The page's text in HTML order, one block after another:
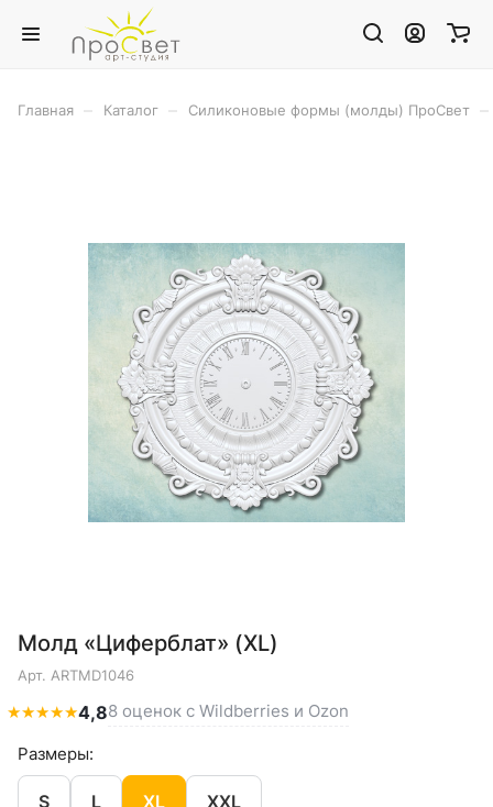
Главная Каталог Силиконовые формы (молды) ПроСвет
Молд «Циферблат» (XL)
Арт. ARTMD1046
★★★★★4,88 оценок с Wildberries и Ozon
Размеры:
S L XL XXL